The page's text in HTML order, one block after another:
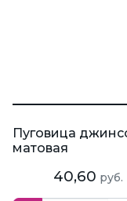
Пуговица
матовая
40,60 руб.